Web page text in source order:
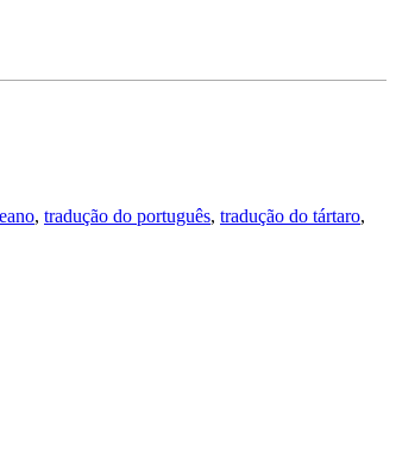
, tradução do português, tradução do tártaro,